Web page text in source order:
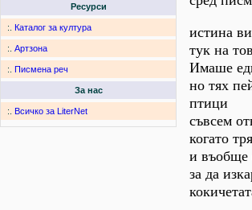
Ресурси
:. Каталог за култура
:. Артзона
:. Писмена реч
За нас
:. Всичко за LiterNet
истина
тук на
Имаше
но тях
птици
съвсем
когато
и въобще
за да